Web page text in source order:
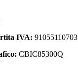
IVA: 91055110703
CBIC85300Q